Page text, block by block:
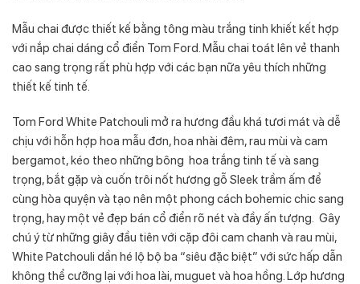
Mẫu chai được thiết kế bằng tông màu trắng tinh khiết kết hợp
với nắp chai dáng cổ điển Tom Ford. Mẫu chai toát lên vẻ thanh
cao sang trọng rất phù hợp với các bạn nữa yêu thích những
thiết kế tinh tế.
Tom Ford White Patchouli mở ra hương đầu khá tươi mát và dễ
chịu với hỗn hợp hoa mẫu đơn, hoa nhài đêm, rau mùi và cam
bergamot, kéo theo những bông hoa trắng tinh tế và sang
trọng, bắt gặp và cuốn trôi nốt hương gỗ Sleek trầm ấm để
cùng hòa quyện và tạo nên một phong cách bohemic chic sang
trọng, hay một vẻ đẹp bán cổ điển rõ nét và đầy ấn tượng. Gây
chú ý từ những giây đầu tiên với cặp đôi cam chanh và rau mùi,
White Patchouli dần hé lộ bộ ba “siêu đặc biệt” với sức hấp dẫn
không thể cưỡng lại với hoa lài, muguet và hoa hồng. Lớp hương